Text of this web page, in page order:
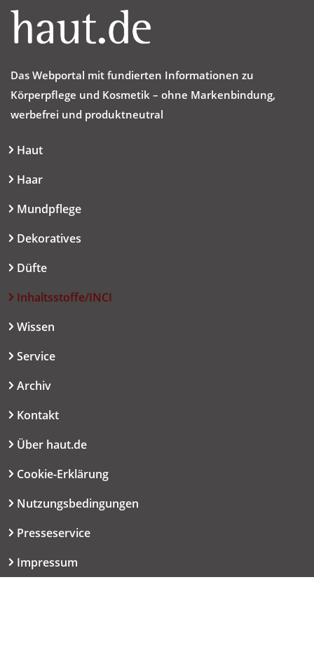
Das Webportal mit fundierten Informationen zu
Körperpflege und Kosmetik – ohne Markenbindung,
werbefrei und produktneutral
Haut
Haar
Mundpflege
Dekoratives
Düfte
Inhaltsstoffe/INCI
Wissen
Service
Archiv
Kontakt
Über haut.de
Cookie-Erklärung
Nutzungsbedingungen
Presseservice
Impressum